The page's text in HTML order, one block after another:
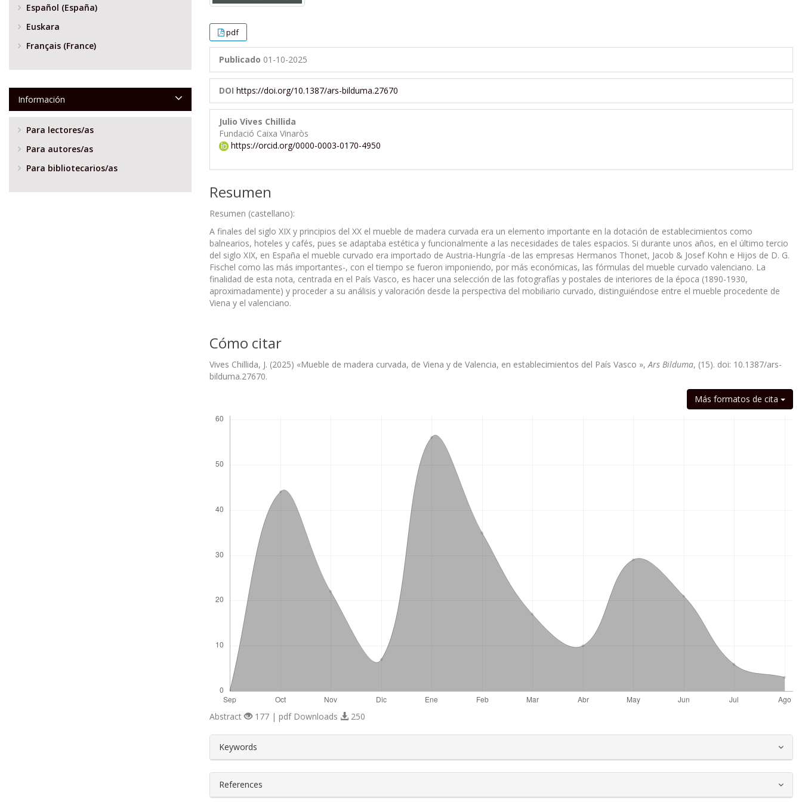
pdf
Publicado 01-10-2025
DOI https://doi.org/10.1387/ars-bilduma.27670
Julio Vives Chillida
Fundació Caixa Vinaròs
https://orcid.org/0000-0003-0170-4950
Resumen
Resumen (castellano):
A finales del siglo XIX y principios del XX el mueble de madera curvada era un elemento importante en la dotación de establecimientos como
balnearios, hoteles y cafés, pues se adaptaba estética y funcionalmente a las necesidades de tales espacios. Si durante unos años, en el último tercio
del siglo XIX, en España el mueble curvado era importado de Austria-Hungría -de las empresas Hermanos Thonet, Jacob & Josef Kohn e Hijos de D. G.
Fischel como las más importantes-, con el tiempo se fueron imponiendo, por más económicas, las fórmulas del mueble curvado valenciano. La
finalidad de esta nota, centrada en el País Vasco, es hacer una selección de las fotografías y postales de interiores de la época (1890-1930,
aproximadamente) y proceder a su análisis y valoración desde la perspectiva del mobiliario curvado, distinguiéndose entre el mueble procedente de
Viena y el valenciano.
Cómo citar
Vives Chillida, J. (2025) «Mueble de madera curvada, de Viena y de Valencia, en establecimientos del País Vasco »,Ars Bilduma, (15). doi: 10.1387/ars-
bilduma.27670.
Más formatos de cita
Abstract 177 | pdf Downloads 250
##plugins.themes.bootstrap3.article.details##
Keywords
References
Español (España)
Euskara
Français (France)
Información
Para lectores/as
Para autores/as
Para bibliotecarios/as